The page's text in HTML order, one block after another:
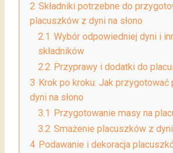
2 Składniki potrzebne do
placuszków z dyni na słono
2.1 Wybór odpowiedniej dyni i
składników
2.2 Przyprawy i dodatki do
3 Krok po kroku: Jak przygotować
dyni na słono
3.1
Przygotowanie masy na
3.2 Smażenie placuszków z dyni
4 Podawanie i dekoracja